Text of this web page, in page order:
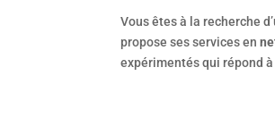
Vous êtes à la recherche
propose ses services en
expérimentés qui répond